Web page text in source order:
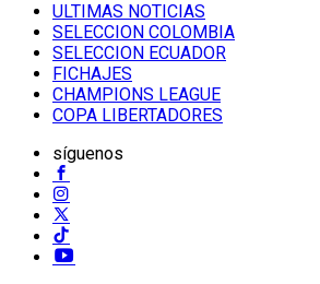
ULTIMAS NOTICIAS
SELECCION COLOMBIA
SELECCION ECUADOR
FICHAJES
CHAMPIONS LEAGUE
COPA LIBERTADORES
síguenos